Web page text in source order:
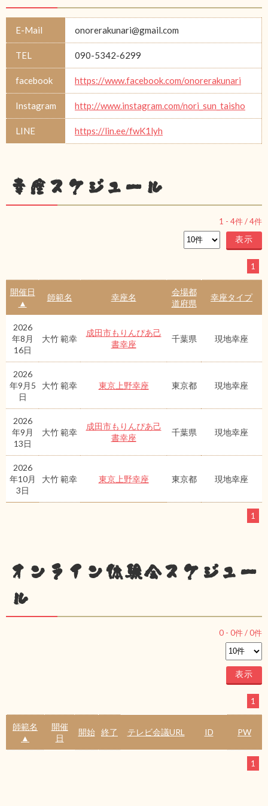
E-Mail onorerakunari@gmail.com
TEL 090-5342-6299
facebook https://www.facebook.com/onorerakunari
Instagram http://www.instagram.com/nori_sun_taisho
LINE https://lin.ee/fwK1lyh
幸座スケジュール
1 - 4件 /4件
1
開催日
▲
師範名 幸座名
会場都
道府県
幸座タイプ
2026
年8月
16日
大竹 範幸
成田市もりんぴあ己
書幸座
千葉県 現地幸座
2026
年9月5
日
大竹 範幸 東京上野幸座 東京都 現地幸座
2026
年9月
13日
大竹 範幸
成田市もりんぴあ己
書幸座
千葉県 現地幸座
2026
年10月
3日
大竹 範幸 東京上野幸座 東京都 現地幸座
1
オンライン体験会スケジュー
ル
0 - 0件 /0件
1
師範名
▲
開催
日
開始 終了 テレビ会議URL ID PW
1